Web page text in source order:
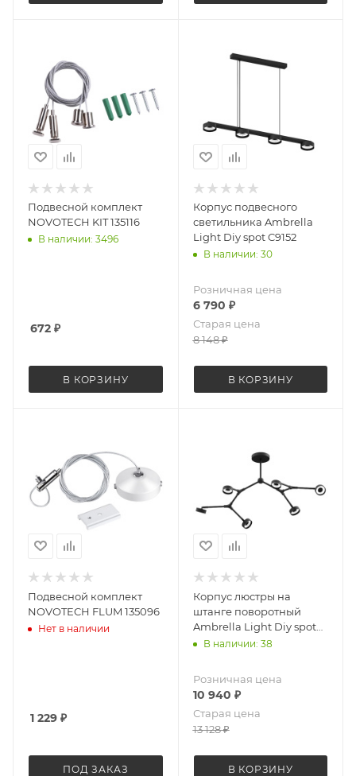
Подвесной комплект
NOVOTECH KIT 135116
В наличии: 3496
672 ₽
В КОРЗИНУ
Корпус подвесного
светильника Ambrella
Light Diy spot C9152
В наличии: 30
Розничная цена
6 790 ₽
Старая цена
8 148₽
В КОРЗИНУ
Подвесной комплект
NOVOTECH FLUM 135096
Нет в наличии
1 229 ₽
ПОД ЗАКАЗ
Корпус люстры на
штанге поворотный
Ambrella Light Diy spot
C9056
В наличии: 38
Розничная цена
10 940 ₽
Старая цена
13 128₽
В КОРЗИНУ